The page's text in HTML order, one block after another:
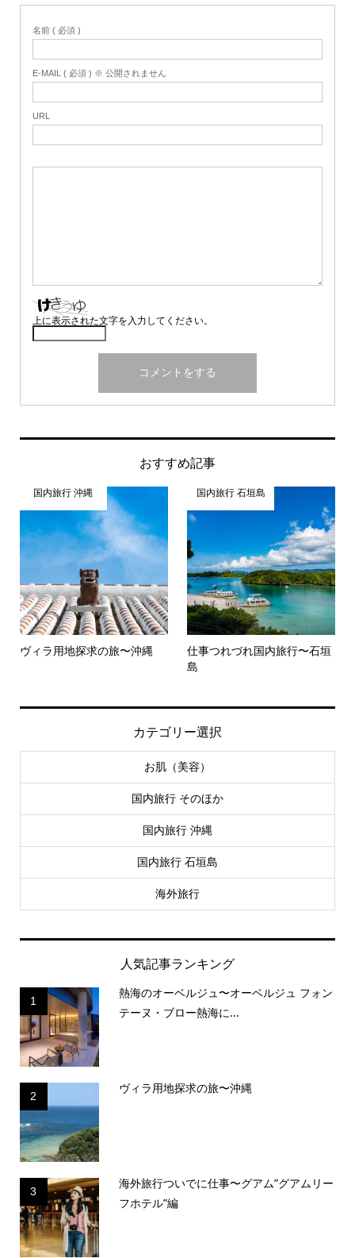
名前 ( 必須 )
E-MAIL ( 必須 ) ※ 公開されません
URL
上に表示された文字を入力してください。
おすすめ記事
国内旅行 沖縄
ヴィラ用地探求の旅〜沖縄
国内旅行 石垣島
仕事つれづれ国内旅行〜石垣
島
カテゴリー選択
お肌（美容）
国内旅行 そのほか
国内旅行 沖縄
国内旅行 石垣島
海外旅行
人気記事ランキング
1
熱海のオーベルジュ〜オーベルジュ フォン
テーヌ・ブロー熱海に...
2
ヴィラ用地探求の旅〜沖縄
3
海外旅行ついでに仕事〜グアム”グアムリー
フホテル”編